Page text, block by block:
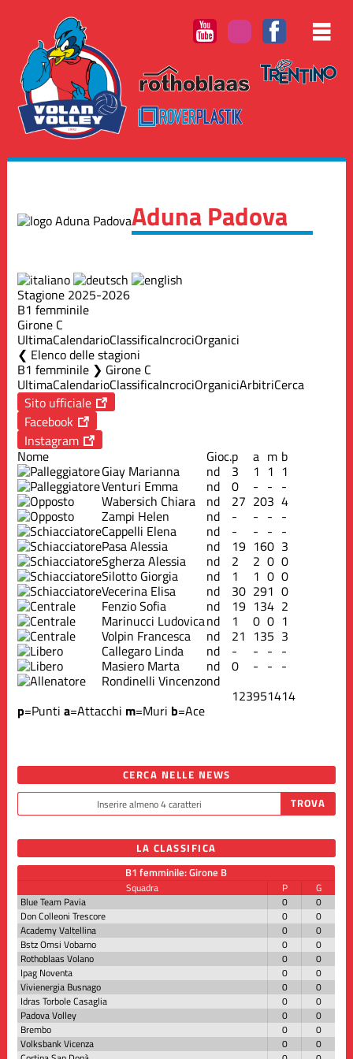
Aduna Padova
Stagione 2025-2026
B1 femminile
Girone C
UltimaCalendarioClassificaIncrociOrganici
Elenco delle stagioni
B1 femminile ❯ Girone C
UltimaCalendarioClassificaIncrociOrganiciArbitriCerca
Sito ufficiale
Facebook
Instagram
Nome
Gioc.p a m b
Giay Marianna nd 3 1 1 1
Venturi Emma nd 0 - - -
Wabersich Chiara nd 27 203 4
Zampi Helen nd - - - -
Cappelli Elena nd - - - -
Pasa Alessia nd 19 160 3
Sgherza Alessia nd 2 2 0 0
Silotto Giorgia nd 1 1 0 0
Vecerina Elisa nd 30 291 0
Fenzio Sofia nd 19 134 2
Marinucci Ludovicand 1 0 0 1
Volpin Francesca nd 21 135 3
Callegaro Linda nd - - - -
Masiero Marta nd 0 - - -
Rondinelli Vincenzond
123951414
p=Punti a=Attacchi m=Muri b=Ace
CERCA NELLE NEWS
LA CLASSIFICA
B1 femminile: Girone B
Squadra P
G
Blue Team Pavia
0
0
Don Colleoni Trescore
0
0
Academy Valtellina
0
0
Bstz Omsi Vobarno
0
0
Rothoblaas Volano
0
0
Ipag Noventa
0
0
Vivienergia Busnago
0
0
Idras Torbole Casaglia
0
0
Padova Volley
0
0
Brembo
0
0
Volksbank Vicenza
0
0